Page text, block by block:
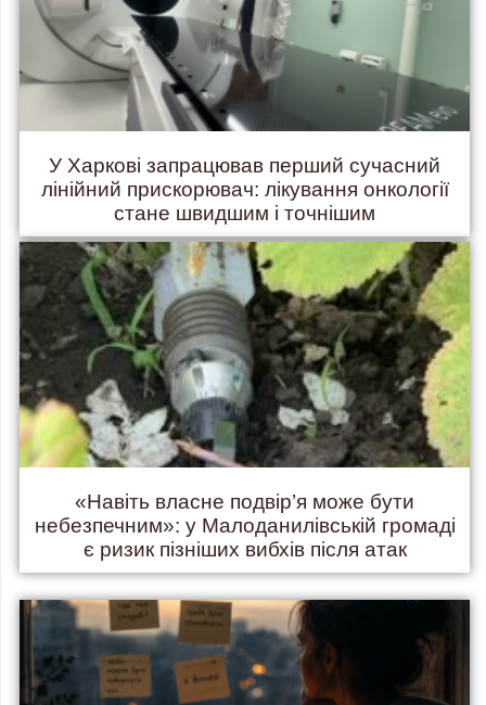
У Харкові запрацював перший сучасний
лінійний прискорювач: лікування онкології
стане швидшим і точнішим
«Навіть власне подвір’я може бути
небезпечним»: у Малоданилівській громаді
є ризик пізніших вибхів після атак